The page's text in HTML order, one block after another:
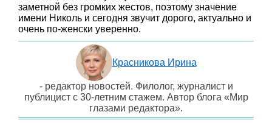
заметной без громких жестов, поэтому значение
имени Николь и сегодня звучит дорого, актуально и
очень по-женски уверенно.
Красникова Ирина
- редактор новостей. Филолог, журналист и
публицист с 30-летним стажем. Автор блога «Мир
глазами редактора».